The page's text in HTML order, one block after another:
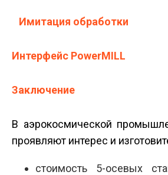
Имитация обработки
Интерфейс PowerMILL
Заключение
В аэрокосмической
проявляют интерес и
стоимость 5-осевых